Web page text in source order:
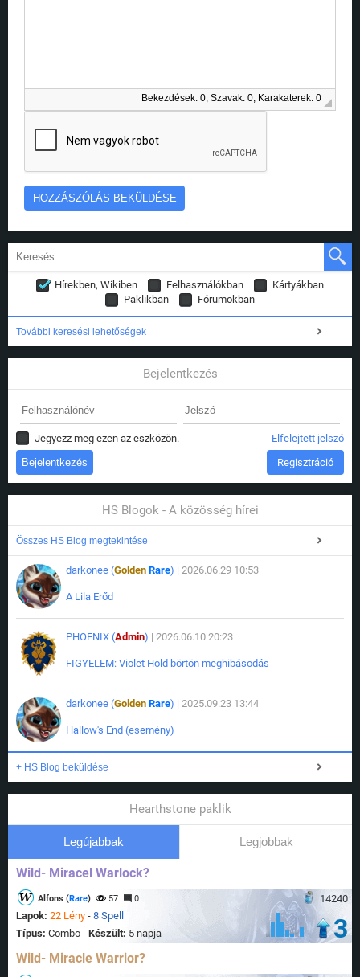
Bekezdések: 0, Szavak: 0, Karakaterek: 0
Hírekben, Wikiben Felhasználókban
Kártyákban
Paklikban
Fórumokban
További keresési lehetőségek
Bejelentkezés
Jegyezz meg ezen az eszközön. Elfelejtett jelszó
Regisztráció
HS Blogok - A közösség hírei
Összes HS Blog megtekintése
darkonee (Golden Rare) | 2026.06.29 10:53
A Lila Erőd
PHOENIX (Admin) | 2026.06.10 20:23
FIGYELEM: Violet Hold börtön meghibásodás
darkonee (Golden Rare) | 2025.09.23 13:44
Hallow's End (esemény)
+ HS Blog beküldése
Hearthstone paklik
Legújabbak Legjobbak
Wild- Miracel Warlock?
14240
Alfons (Rare) 57 0
Lapok: 22 Lény - 8 Spell
Típus: Combo - Készült: 5 napja 3
Wild- Miracle Warrior?